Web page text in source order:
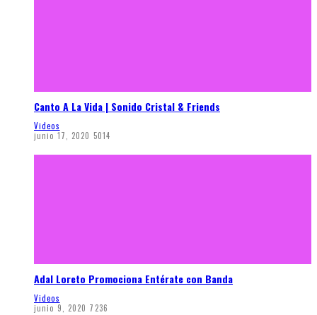
Canto A La Vida | Sonido Cristal & Friends
Videos
junio 17, 2020 5014
Adal Loreto Promociona Entérate con Banda
Videos
junio 9, 2020 7236